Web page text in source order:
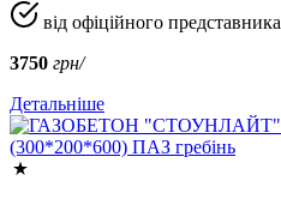
від офіційного представника
3750 грн/
Детальніше